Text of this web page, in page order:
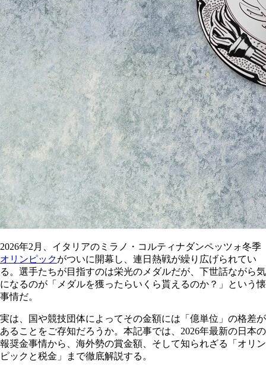
2026年2月、イタリアのミラノ・コルティナダンペッツォ冬季
オリンピックがついに開幕し、連日熱戦が繰り広げられてい
る。選手たちが目指すのは栄光のメダルだが、下世話ながら気
になるのが「メダルを獲ったらいくら貰えるのか？」という懐
事情だ。
実は、国や競技団体によってその金額には「億単位」の格差が
あることをご存知だろうか。本記事では、2026年最新の日本の
報奨金事情から、海外勢の賞金額、そして知られざる「オリン
ピックと税金」まで徹底解説する。